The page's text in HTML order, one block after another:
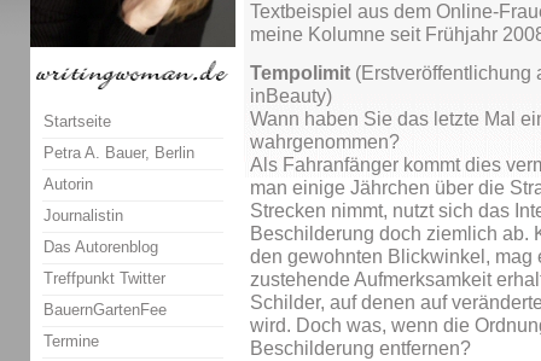
Textbeispiel aus dem Online-
meine Kolumne seit Frühjahr
Tempolimit (Erstveröffentlichung
inBeauty)
Wann haben Sie das letzte Mal
wahrgenommen?
Als Fahranfänger kommt dies
man einige Jährchen über die
Strecken nimmt, nutzt sich das
Beschilderung doch ziemlich ab.
den gewohnten Blickwinkel,
zustehende Aufmerksamkeit
Schilder, auf denen auf
wird. Doch was, wenn die
Beschilderung entfernen?
Startseite
Petra A. Bauer, Berlin
Autorin
Journalistin
Das Autorenblog
Treffpunkt Twitter
BauernGartenFee
Termine